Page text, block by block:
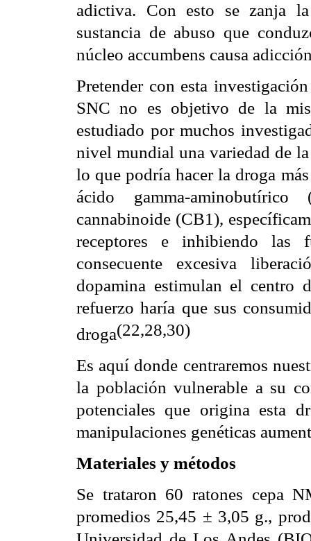
adictiva. Con esto se zanja
sustancia de abuso que
núcleo accumbens causa
Pretender con esta
SNC no es objetivo de la
estudiado por muchos
nivel mundial una variedad de
lo que podría hacer la droga
ácido gamma-aminobutírico
cannabinoide (CB1),
receptores e inhibiendo las
consecuente excesiva
dopamina estimulan el centro
refuerzo haría que sus
droga(22,28,30)
Es aquí donde centraremos
la población vulnerable a su
potenciales que origina esta
manipulaciones genéticas
Materiales y métodos
Se trataron 60 ratones cepa
promedios 25,45 ± 3,05 g.,